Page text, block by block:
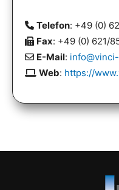
Telefon: +49 (0)
Fax: +49 (0) 621/
E-Mail:
Web: https://